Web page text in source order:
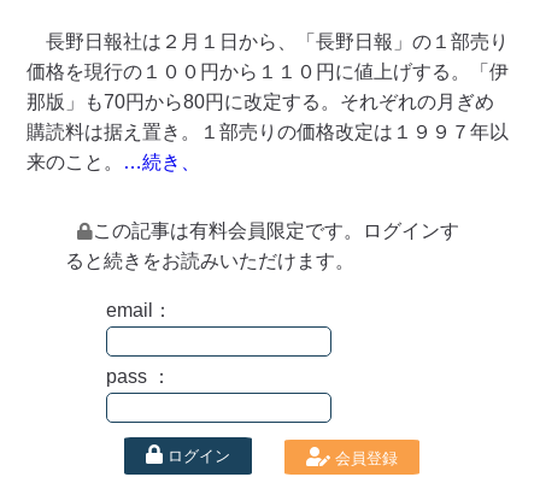
長野日報社は２月１日から、「長野日報」の１部売り
価格を現行の１００円から１１０円に値上げする。「伊
那版」も70円から80円に改定する。それぞれの月ぎめ
購読料は据え置き。１部売りの価格改定は１９９７年以
来のこと。 …続き、
この記事は有料会員限定です。ログインす
ると続きをお読みいただけます。
email：
pass ：
ログイン 会員登録